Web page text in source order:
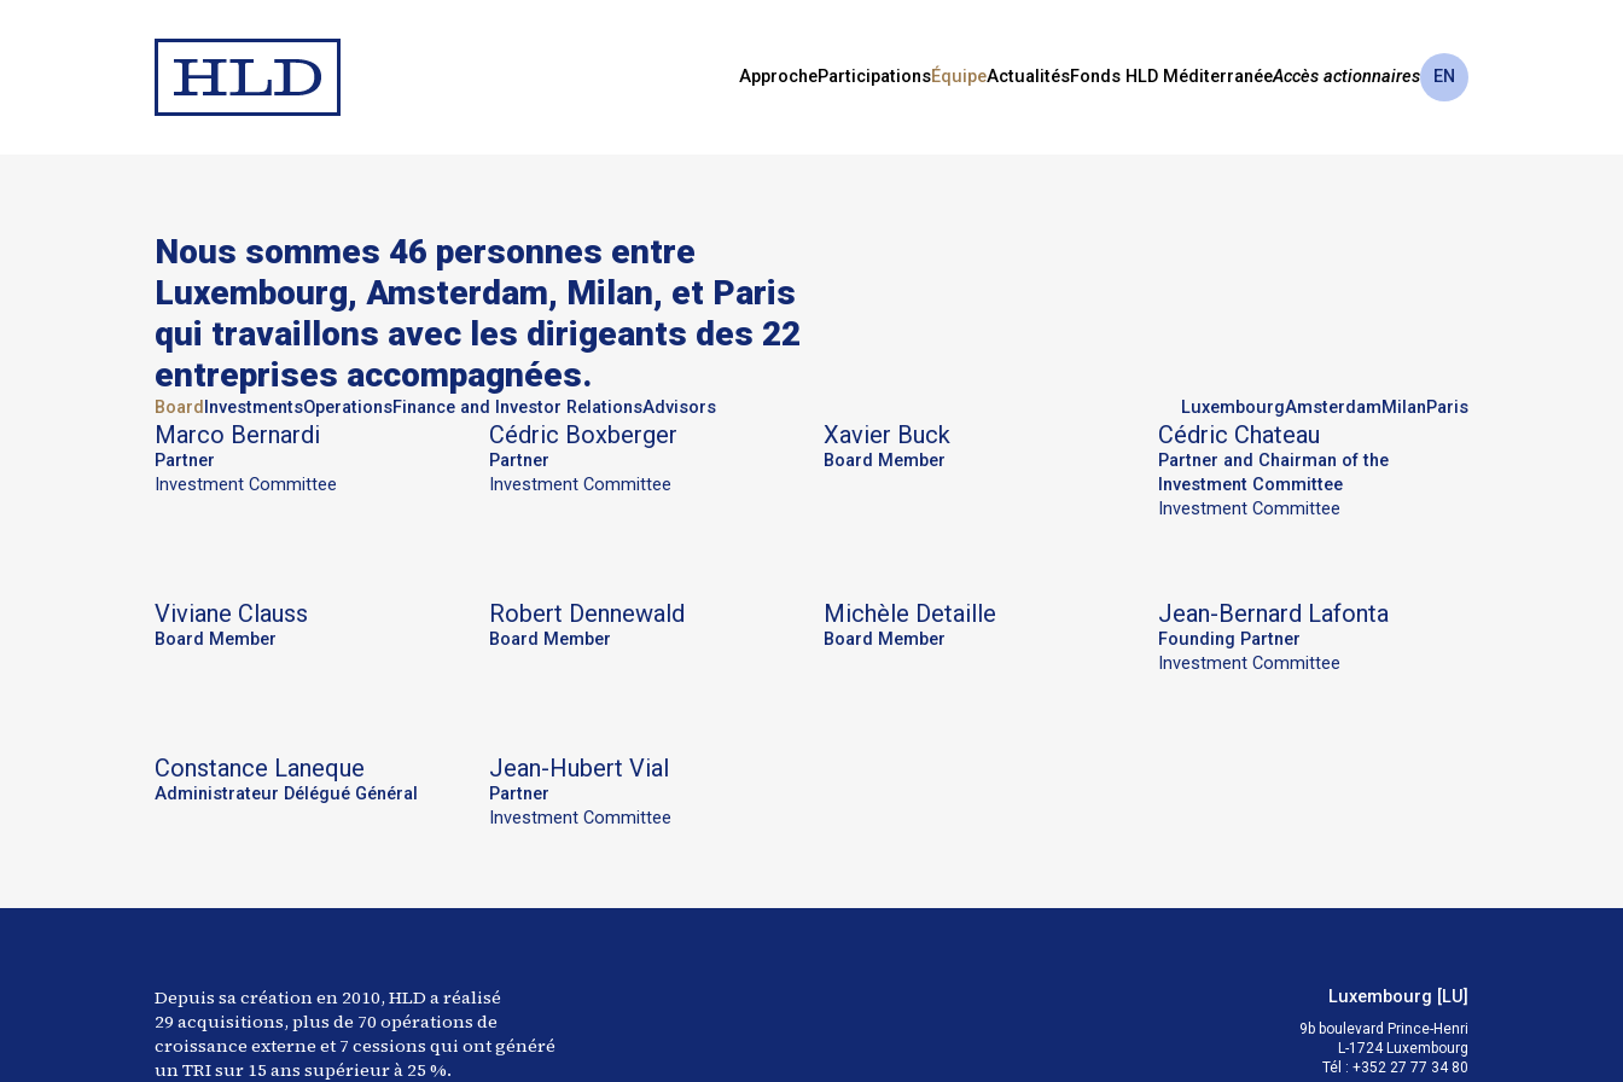
ApprocheParticipationsÉquipeActualitésFonds HLD MéditerranéeAccès actionnaires EN
Nous sommes 46 personnes entre
Luxembourg, Amsterdam, Milan, et Paris
qui travaillons avec les dirigeants des 22
entreprises accompagnées.
Board InvestmentsOperationsFinance and Investor RelationsAdvisors LuxembourgAmsterdamMilanParis
Marco Bernardi
Partner
Investment Committee
Cédric Boxberger
Partner
Investment Committee
Xavier Buck
Board Member
Cédric Chateau
Partner and Chairman of the
Investment Committee
Investment Committee
Viviane Clauss
Board Member
Robert Dennewald
Board Member
Michèle Detaille
Board Member
Jean-Bernard Lafonta
Founding Partner
Investment Committee
Constance Laneque
Administrateur Délégué Général
Jean-Hubert Vial
Partner
Investment Committee
Depuis sa création en 2010, HLD a réalisé
29 acquisitions, plus de 70 opérations de
croissance externe et7 cessions qui ont généré
un TRI sur 15 ans supérieur à 25 %.
Luxembourg [LU]
9b boulevard Prince-Henri
L-1724 Luxembourg
Tél : +352 27 77 34 80